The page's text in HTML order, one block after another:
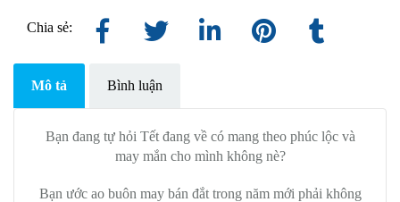
Chia sẻ:
Mô tả Bình luận
Bạn đang tự hỏi Tết đang về có mang theo phúc lộc và
may mắn cho mình không nè?
Bạn ước ao buôn may bán đắt trong năm mới phải không